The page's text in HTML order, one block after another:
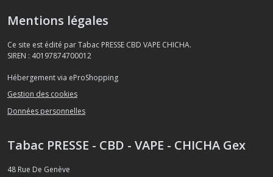
Mentions légales
Ce site est édité par Tabac PRESSE CBD VAPE CHICHA.
SIREN : 40197874700012
Hébergement via eProShopping
Gestion des cookies
Données personnelles
Tabac PRESSE - CBD - VAPE - CHICHA Gex
48 Rue De Genève